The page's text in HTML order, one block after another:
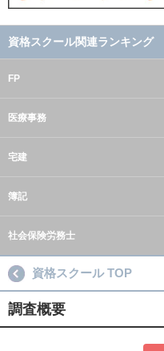
資格スクール関連ランキング
FP
医療事務
宅建
簿記
社会保険労務士
資格スクール TOP
調査概要